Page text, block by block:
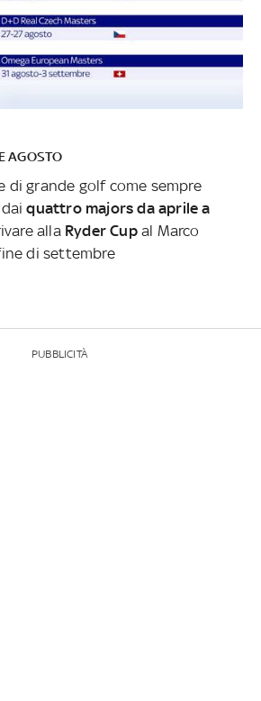
AGOSTO
di grande golf come sempre
daiquattro majors da aprile a
alla Ryder Cupal Marco
di settembre
PUBBLICITÀ